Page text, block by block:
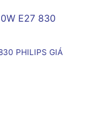
PHILIPS GIÁ